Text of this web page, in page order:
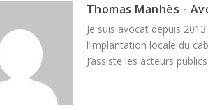
Thomas Manhès -
Je suis avocat depuis
l’implantation locale du
J’assiste les acteurs